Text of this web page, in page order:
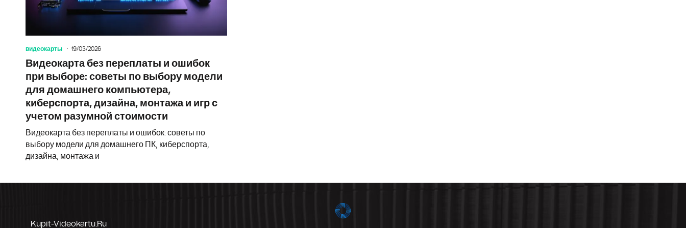
видеокарты 19/03/2026
Видеокарта без переплаты и ошибок
при выборе: советы по выбору модели
для домашнего компьютера,
киберспорта, дизайна, монтажа и игр с
учетом разумной стоимости
Видеокарта без переплаты и ошибок: советы по
выбору модели для домашнего ПК, киберспорта,
дизайна, монтажа и
Kupit-Videokartu.ru